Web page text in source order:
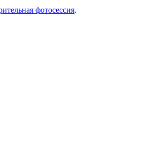
фотосессия.